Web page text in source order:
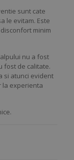
sunt cate
le evitam. Este
minim
nu a fost
fost de calitate.
si atunci evident
la experienta